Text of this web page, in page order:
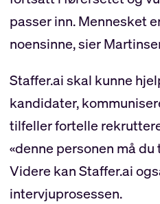
passer inn. Mennesket
noensinne, sier
Staffer.ai skal kunne
kandidater,
tilfeller fortelle
«denne personen må
Videre kan Staffer.ai
intervjuprosessen.